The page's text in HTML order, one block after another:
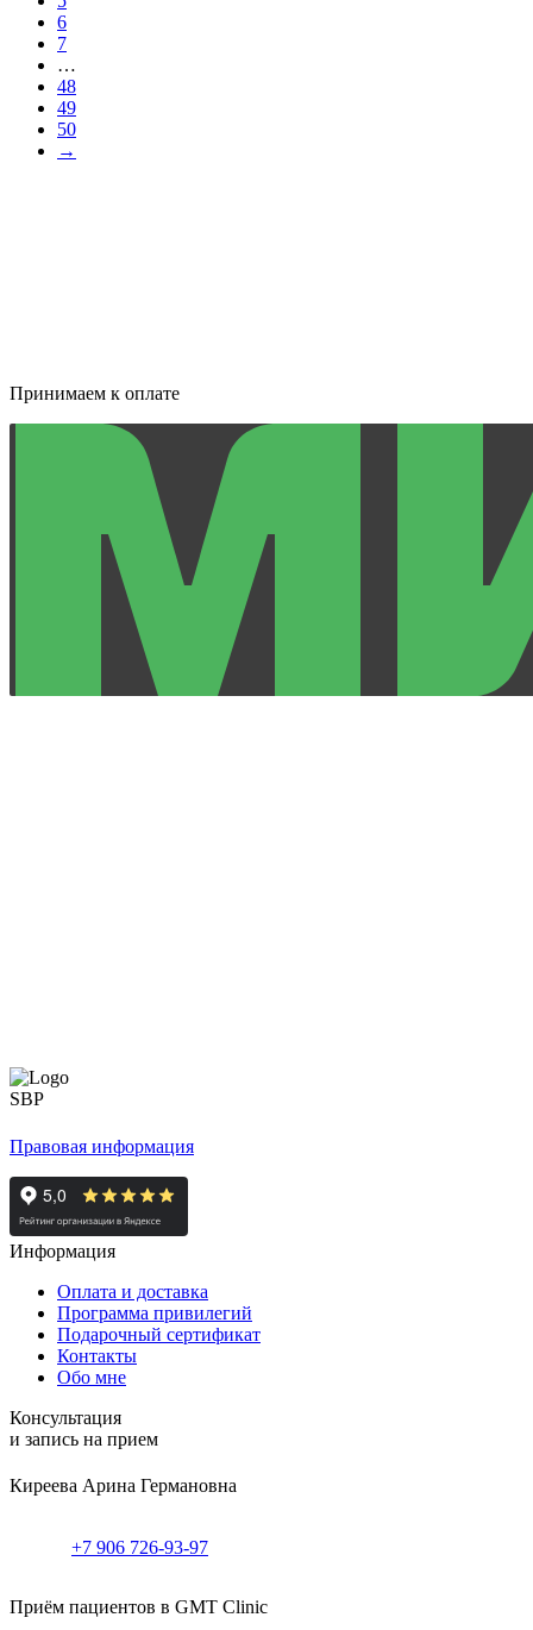
6
7
…
48
49
50
→
Принимаем к оплате
Правовая информация
Информация
Оплата и доставка
Программа привилегий
Подарочный сертификат
Контакты
Обо мне
Консультация
и запись на прием
Киреева Арина Германовна
+7 906 726-93-97
Приём пациентов в GMT Clinic